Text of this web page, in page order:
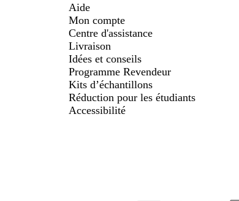
Aide
Mon compte
Centre d'assistance
Livraison
Idées et conseils
Programme Revendeur
Kits d’échantillons
Réduction pour les étudiants
Accessibilité